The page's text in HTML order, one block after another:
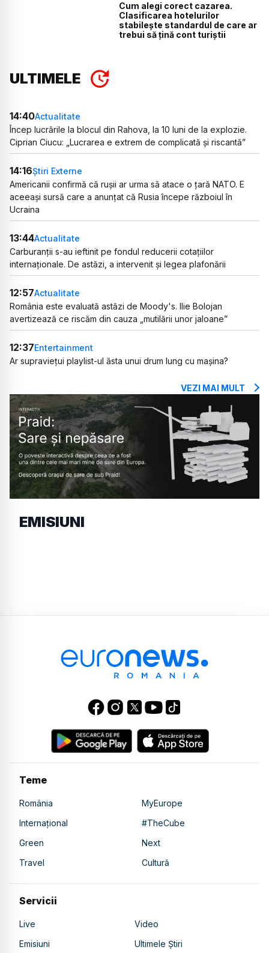
Cum alegi corect cazarea.
Clasificarea hotelurilor
stabilește standardul de care ar
trebui să țină cont turiștii
ULTIMELE
14:40Actualitate
Încep lucrările la blocul din Rahova, la 10 luni de la explozie.
Ciprian Ciucu: „Lucrarea e extrem de complicată și riscantă”
14:16Știri Externe
Americanii confirmă că rușii ar urma să atace o țară NATO. E
aceeași sursă care a anunțat că Rusia începe războiul în
Ucraina
13:44Actualitate
Carburanții s-au ieftinit pe fondul reducerii cotațiilor
internaționale. De astăzi, a intervenit și legea plafonării
12:57Actualitate
România este evaluată astăzi de Moody's. Ilie Bolojan
avertizează ce riscăm din cauza „mutilării unor jaloane”
12:37Entertainment
Ar supraviețui playlist-ul ăsta unui drum lung cu mașina?
VEZI MAI MULT
EMISIUNI
Teme
România
MyEurope
Internațional
#TheCube
Green
Next
Travel
Cultură
Servicii
Live
Video
Emisiuni
Ultimele Știri